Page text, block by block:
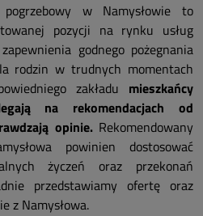
w Namysłowie to
pozycji na rynku usług
godnego pożegnania
rodzin w trudnych momentach
zakładu mieszkańcy
na rekomendacjach od
opinie.Rekomendowany
powinien dostosować
życzeń oraz przekonań
przedstawiamy ofertę oraz
z Namysłowa.